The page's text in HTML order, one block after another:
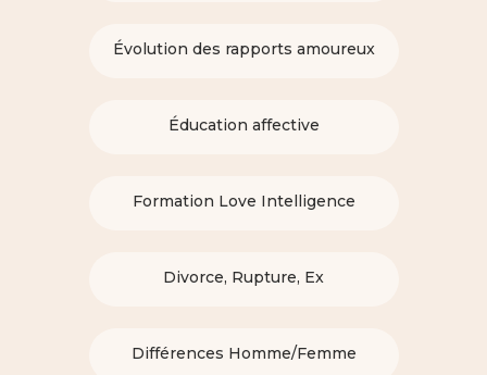
Évolution des rapports amoureux
Éducation affective
Formation Love Intelligence
Divorce, Rupture, Ex
Différences Homme/Femme